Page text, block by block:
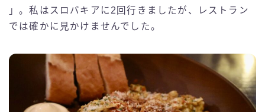
」。私はスロバキアに2回行きましたが、レストラン
では確かに見かけませんでした。